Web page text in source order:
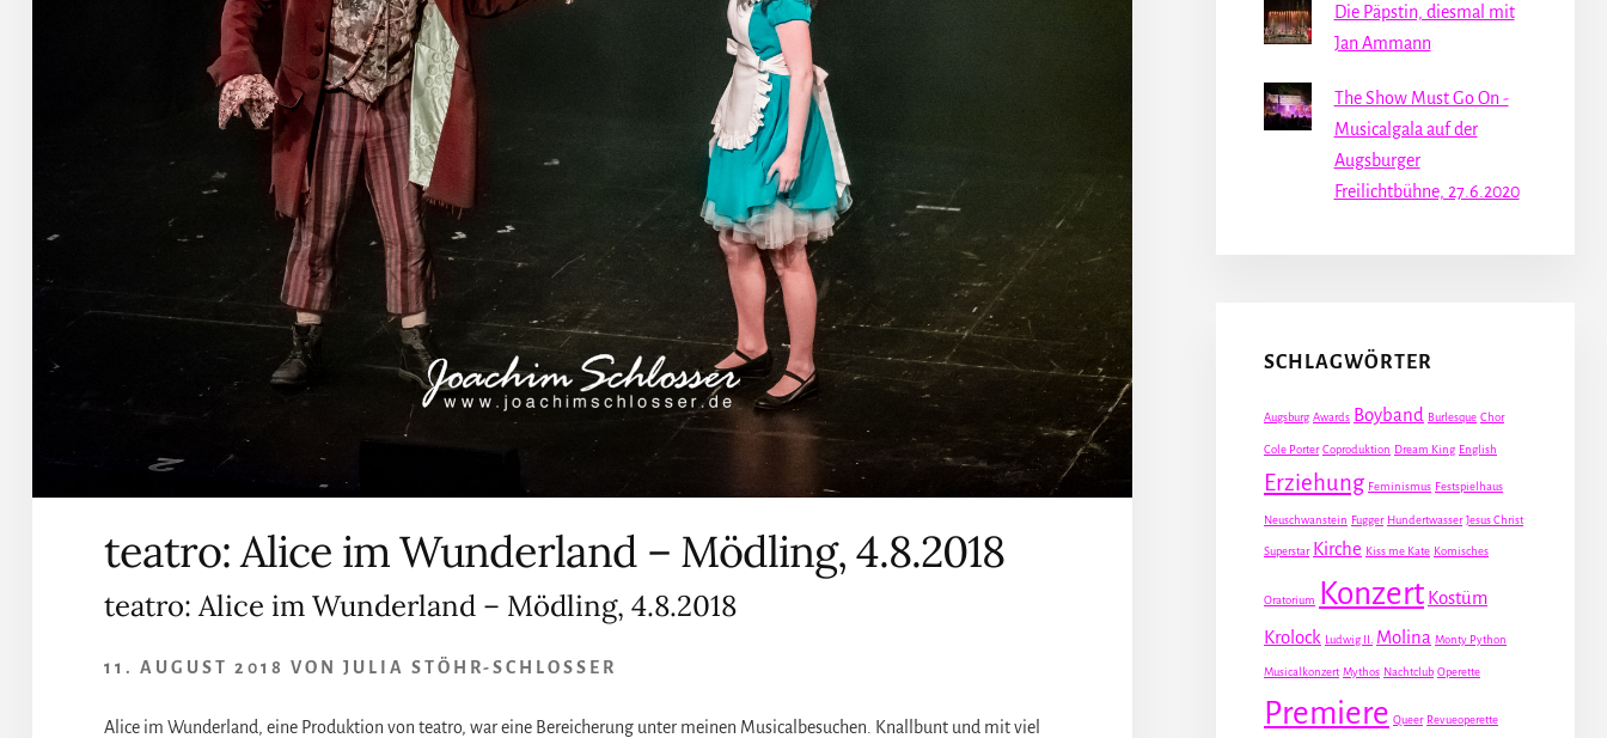
teatro: Alice im Wunderland – Mödling, 4.8.2018
teatro: Alice im Wunderland – Mödling, 4.8.2018
11. AUGUST 2018 VON JULIA STÖHR-SCHLOSSER
Alice im Wunderland, eine Produktion von teatro, war eine Bereicherung unter meinen Musicalbesuchen. Knallbunt und mit viel
Die Päpstin, diesmal mit
Jan Ammann
The Show Must Go On -
Musicalgala auf der
Augsburger
Freilichtbühne, 27.6.2020
SCHLAGWÖRTER
Augsburg Awards Boyband Burlesque Chor
Cole Porter Coproduktion Dream King English
Erziehung Feminismus Festspielhaus
Neuschwanstein Fugger Hundertwasser Jesus Christ
Superstar Kirche Kiss me Kate Komisches
Oratorium Konzert Kostüm
Krolock Ludwig II. Molina Monty Python
Musicalkonzert Mythos Nachtclub Operette
Premiere Queer Revueoperette